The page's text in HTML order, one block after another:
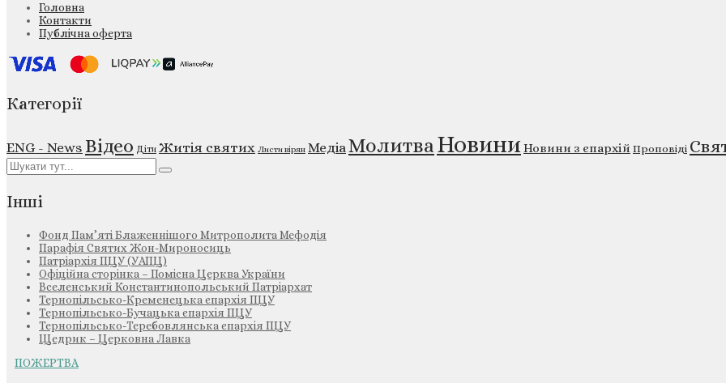
Головна
Контакти
Публічна оферта
Категорії
ENG - News Відео Діти Житія святих Листи вірян МедіаМолитваНовиниНовини з єпархій Проповіді
Інші
Фонд Пам’яті Блаженнішого Митрополита Мефодія
Парафія Святих Жон-Мироносиць
Патріархія ПЦУ (УАПЦ)
Офіційна сторінка – Помісна Церква України
Вселенський Константинопольський Патріархат
Тернопільсько-Кременецька єпархія ПЦУ
Тернопільсько-Бучацька єпархія ПЦУ
Тернопільсько-Теребовлянська єпархія ПЦУ
Щедрик – Церковна Лавка
ПОЖЕРТВА